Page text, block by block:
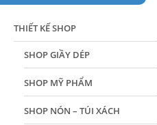
THIẾT KẾ SHOP
SHOP GIẦY DÉP
SHOP MỸ PHẨM
SHOP NÓN – TÚI XÁCH